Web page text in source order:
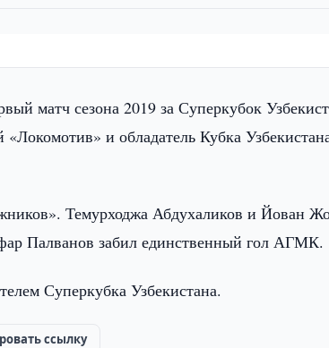
матч сезона 2019 за Суперкубок
и обладатель Кубка
Темурходжа Абдухаликов и Йован
Палванов забил единственный гол АГМК.
Суперкубка Узбекистана.
ссылку